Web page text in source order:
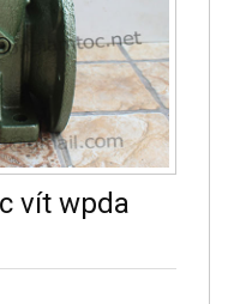
vít wpda